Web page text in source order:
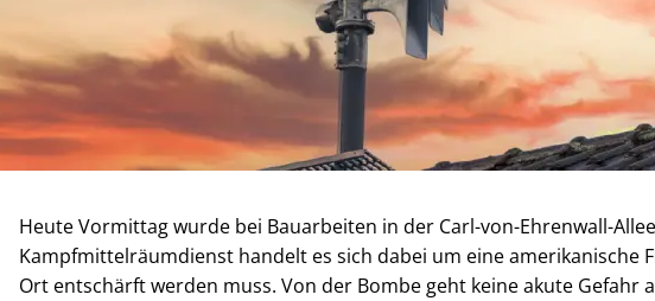
Heute Vormittag wurde bei Bauarbeiten in der Carl-von-Ehrenwall-
Kampfmittelräumdienst handelt es sich dabei um eine amerikanische
Ort entschärft werden muss. Von der Bombe geht keine akute Gefahr